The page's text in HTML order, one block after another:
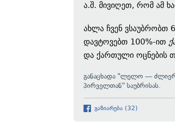
ა.შ. მივიღეთ, რომ ამ
ახლა ჩვენ ვსაუბრობთ
დავტოვებთ 100%-ით
და ქართული ოცნების
განაცხადა "ლელო —
პირველთან" საუბრისას.
გაზიარება (32)